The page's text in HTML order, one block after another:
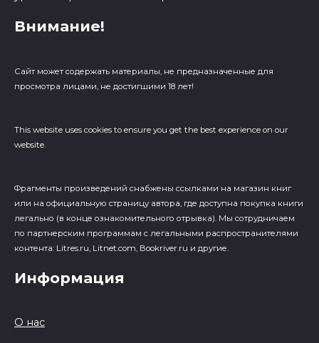
Внимание!
Сайт может содержать материалы, не предназначенные для
просмотра лицами, не достигшими 18 лет!
This website uses cookies to ensure you get the best experience on our
website.
Фрагменты произведений cнабжены ссылками на магазин книг
или на официальную страницу автора, где доступна покупка книги
легально (в конце ознакомительного отрывка). Мы сотрудничаем
по партнерским программам с легальными распространителями
контента: Litres.ru, Litnet.com, Bookriver.ru и другие.
Информация
О нас